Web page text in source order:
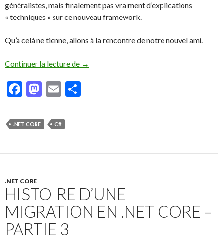
généralistes, mais finalement pas vraiment d’explications
« techniques » sur ce nouveau framework.
Qu’à celà ne tienne, allons à la rencontre de notre nouvel ami.
Continuer la lecture de Débutons avec .NET Core
→
F
e
b
o
k
M
to
d
o
E
ai
l
er
.NET CORE C#
.NET CORE
HISTOIRE D’UNE
MIGRATION EN .NET CORE –
PARTIE 3